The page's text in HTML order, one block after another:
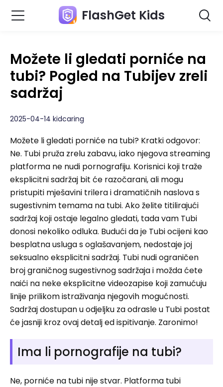
FlashGet Kids
Možete li gledati porniće na
tubi? Pogled na Tubijev zreli
sadržaj
2025-04-14 kidcaring
Možete li gledati porniće na tubi? Kratki odgovor:
Ne. Tubi pruža zrelu zabavu, iako njegova streaming
platforma ne nudi pornografiju. Korisnici koji traže
eksplicitni sadržaj bit će razočarani, ali mogu
pristupiti mješavini trilera i dramatičnih naslova s ​​
sugestivnim temama na tubi. Ako želite titilirajući
sadržaj koji ostaje legalno gledati, tada vam Tubi
donosi nekoliko odluka. Budući da je Tubi ocijeni kao
besplatna usluga s oglašavanjem, nedostaje joj
seksualno eksplicitni sadržaj. Tubi nudi ograničen
broj graničnog sugestivnog sadržaja i možda ćete
naići na neke eksplicitne videozapise koji zamućuju
linije prilikom istraživanja njegovih mogućnosti.
Sadržaj dostupan u odjeljku za odrasle u Tubi postat
će jasniji kroz ovaj detalj ed ispitivanje. Zaronimo!
Ima li pornografije na tubi?
Ne, porniće na tubi nije stvar. Platforma tubi